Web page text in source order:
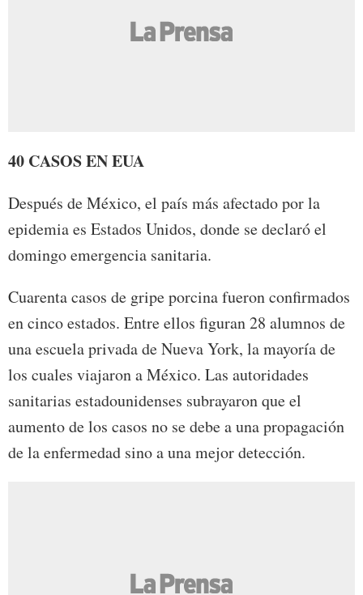
40 CASOS EN EUA
Después de México, el país más afectado por la
epidemia es Estados Unidos, donde se declaró el
domingo emergencia sanitaria.
Cuarenta casos de gripe porcina fueron confirmados
en cinco estados. Entre ellos figuran 28 alumnos de
una escuela privada de Nueva York, la mayoría de
los cuales viajaron a México. Las autoridades
sanitarias estadounidenses subrayaron que el
aumento de los casos no se debe a una propagación
de la enfermedad sino a una mejor detección.